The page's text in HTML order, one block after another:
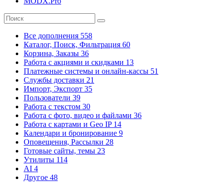
Все дополнения 558
Каталог, Поиск, Фильтрация 60
Корзина, Заказы 36
Работа с акциями и скидками 13
Платежные системы и онлайн-кассы 51
Службы доставки 21
Импорт, Экспорт 35
Пользователи 39
Работа с текстом 30
Работа с фото, видео и файлами 36
Работа с картами и Geo IP 14
Календари и бронирование 9
Оповещения, Рассылки 28
Готовые сайты, темы 23
Утилиты 114
AI 4
Другое 48